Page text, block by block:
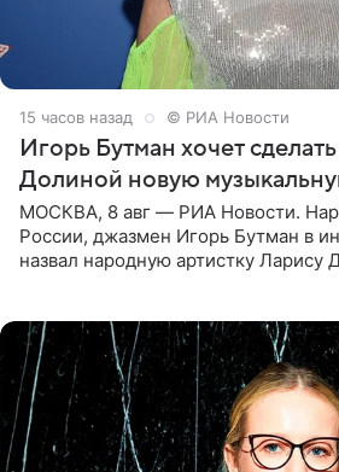
15 часов назад © РИА Новости
Игорь Бутман хочет
Долиной новую
МОСКВА, 8 авг — РИА Новости.
России, джазмен Игорь Бутман в
назвал народную артистку Ларису